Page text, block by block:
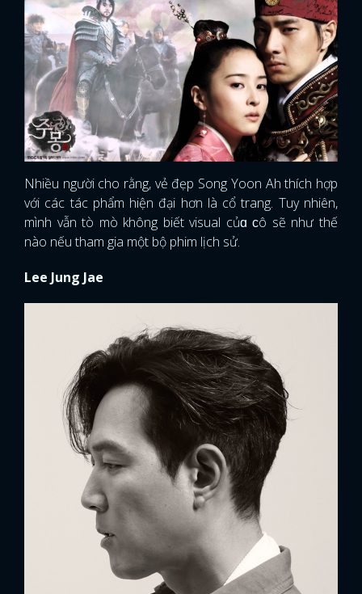
Nhiều người cho rằng, vẻ đẹp Song Yoon Ah thích hợp
với các tác phẩm hiện đại hơn là cổ trang. Tuy nhiên,
mình vẫn tò mò không biết visual củɑ ᴄô sẽ như thế
nào nếu tham gia một bộ phim lịch sử.
Lee Jung Jae